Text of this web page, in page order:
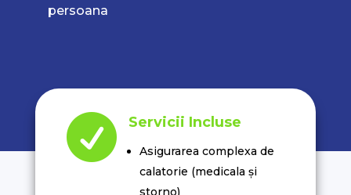
persoana
 Servicii Incluse
Asigurarea complexa de
calatorie (medicala și